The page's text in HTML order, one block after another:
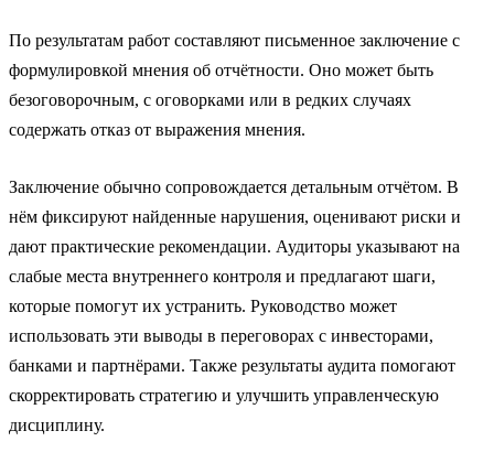
По результатам работ составляют письменное заключение с
формулировкой мнения об отчётности. Оно может быть
безоговорочным, с оговорками или в редких случаях
содержать отказ от выражения мнения.
Заключение обычно сопровождается детальным отчётом. В
нём фиксируют найденные нарушения, оценивают риски и
дают практические рекомендации. Аудиторы указывают на
слабые места внутреннего контроля и предлагают шаги,
которые помогут их устранить. Руководство может
использовать эти выводы в переговорах с инвесторами,
банками и партнёрами. Также результаты аудита помогают
скорректировать стратегию и улучшить управленческую
дисциплину.